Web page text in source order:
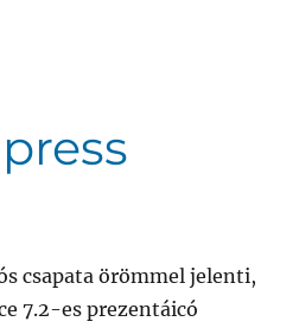
csapata örömmel jelenti,
7.2-es prezentáicó